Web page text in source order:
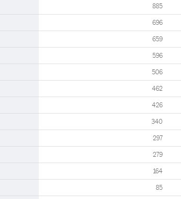
885
696
659
596
506
462
426
340
297
279
164
85